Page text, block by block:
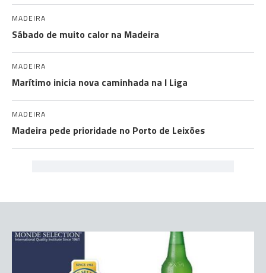
MADEIRA
Sábado de muito calor na Madeira
MADEIRA
Marítimo inicia nova caminhada na I Liga
MADEIRA
Madeira pede prioridade no Porto de Leixões